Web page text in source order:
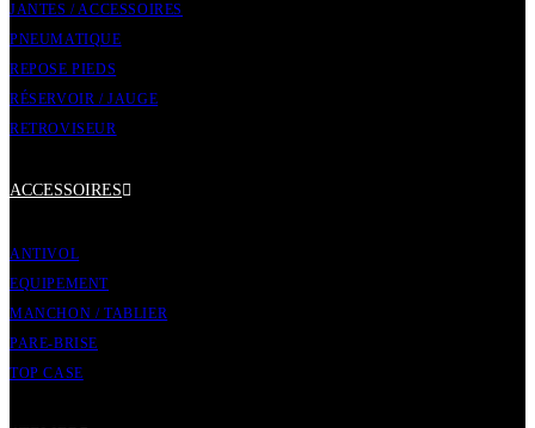
JANTES / ACCESSOIRES
PNEUMATIQUE
REPOSE PIEDS
RÉSERVOIR / JAUGE
RETROVISEUR
ACCESSOIRES
ANTIVOL
EQUIPEMENT
MANCHON / TABLIER
PARE-BRISE
TOP CASE